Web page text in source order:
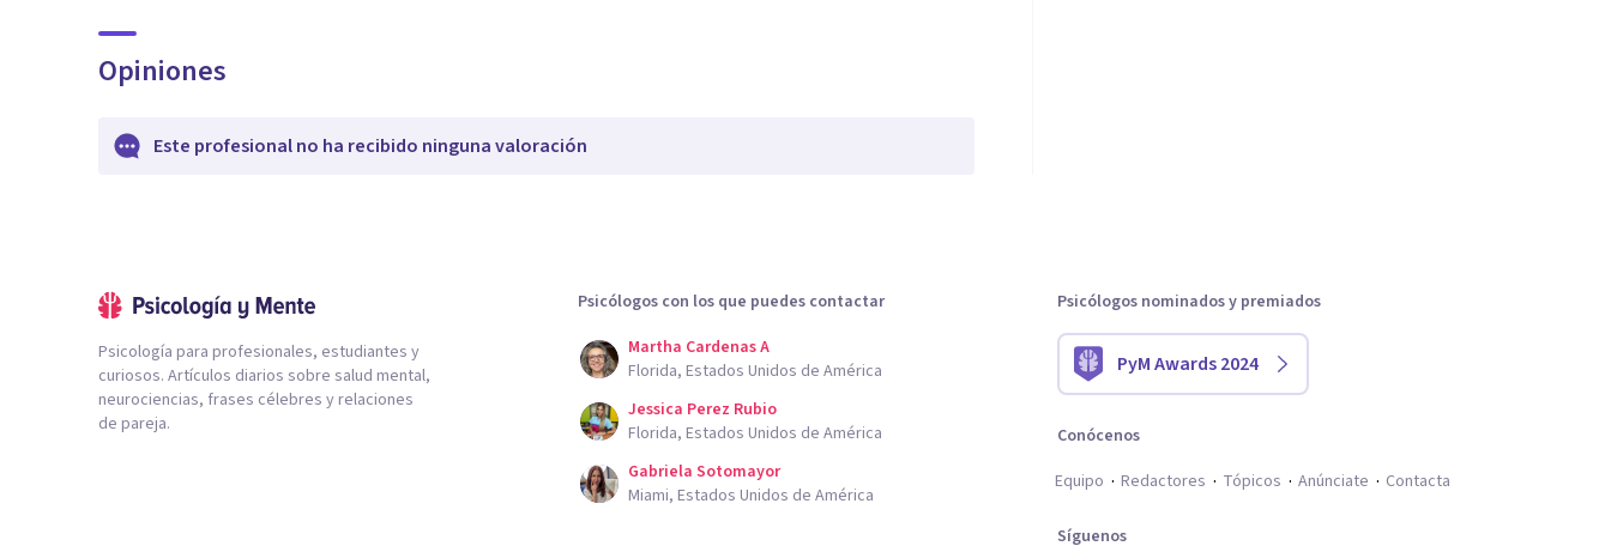
Opiniones
Este profesional no ha recibido ninguna valoración
Psicología para profesionales, estudiantes y
curiosos. Artículos diarios sobre salud mental,
neurociencias, frases célebres y relaciones
de pareja.
Psicólogos con los que puedes contactar
Martha Cardenas A
Florida, Estados Unidos de América
Jessica Perez Rubio
Florida, Estados Unidos de América
Gabriela Sotomayor
Miami, Estados Unidos de América
Psicólogos nominados y premiados
PyM Awards 2024
Conócenos
Equipo
Redactores Tópicos Anúnciate Contacta
Síguenos